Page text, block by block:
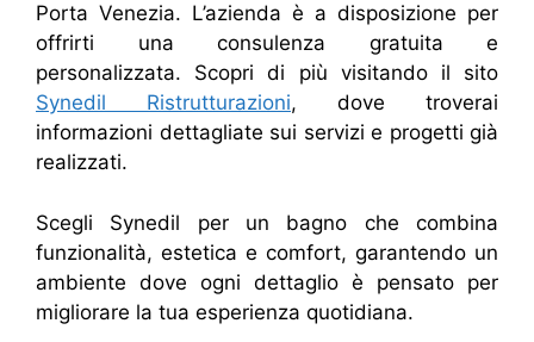
Porta Venezia. L’azienda è a disposizione per
offrirti una consulenza gratuita e
personalizzata. Scopri di più visitando il sito
Synedil Ristrutturazioni, dove troverai
informazioni dettagliate sui servizi e progetti già
realizzati.
Scegli Synedil per un bagno che combina
funzionalità, estetica e comfort, garantendo un
ambiente dove ogni dettaglio è pensato per
migliorare la tua esperienza quotidiana.